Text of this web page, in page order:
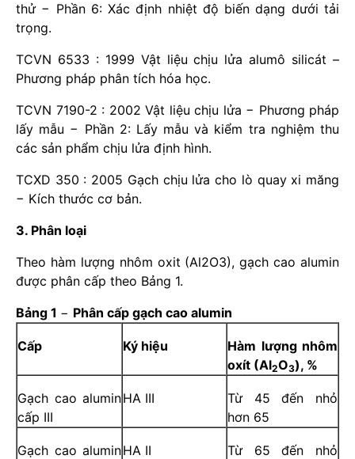
thử − Phần 6: Xác định nhiệt độ biến dạng dưới tải
trọng.
TCVN 6533 : 1999 Vật liệu chịu lửa alumô silicát –
Phương pháp phân tích hóa học.
TCVN 7190-2 : 2002 Vật liệu chịu lửa − Phương pháp
lấy mẫu − Phần 2: Lấy mẫu và kiểm tra nghiệm thu
các sản phẩm chịu lửa định hình.
TCXD 350 : 2005 Gạch chịu lửa cho lò quay xi măng
− Kích thước cơ bản.
3. Phân loại
Theo hàm lượng nhôm oxit (Al2O3), gạch cao alumin
được phân cấp theo Bảng 1.
Bảng 1 − Phân cấp gạch cao alumin
Cấp Ký hiệu
Hàm lượng nhôm
oxít (Al2O3), %
Gạch cao alumin
cấp III
HA III
Từ 45 đến nhỏ
hơn 65
Gạch cao aluminHA II
Từ 65 đến nhỏ